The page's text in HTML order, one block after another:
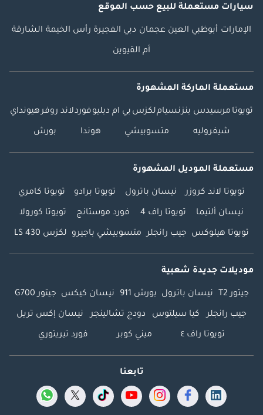
سيارات مستعملة للبيع حسب الموقع
الإمارات أبوظبي العين عجمان دبي الفجيرة رأس الخيمة الشارقة
أم القيوين
مستعملة الماركة المشهورة
تويوتا مرسيدس بنزنسياملكزس بي ام دبليوفوردلاند روفرهيونداي
شيفروليه متسوبيشي هوندا بورش
مستعملة الموديل المشهورة
تويوتا لاند كروزر نيسان باترول تويوتا برادو تويوتا كامري
نيسان ألتيما تويوتا راف 4 فورد موستانج تويوتا كورولا
تويوتا هيلوكس جيب رانجلر متسوبيشي باجيرو لكزس LS 430
موديلات جديدة شعبية
جيتور T2 نيسان باترول بورش 911 نيسان كيكس جيتور G700
جيب رانجلر كيا سيلتوس دودج تشالينجر نيسان إكس تريل
تويوتا راف ٤ ميني كوبر فورد تيريتوري
تابعنا